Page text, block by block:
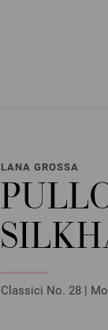
LANA GROSSA
Classici No. 28 |